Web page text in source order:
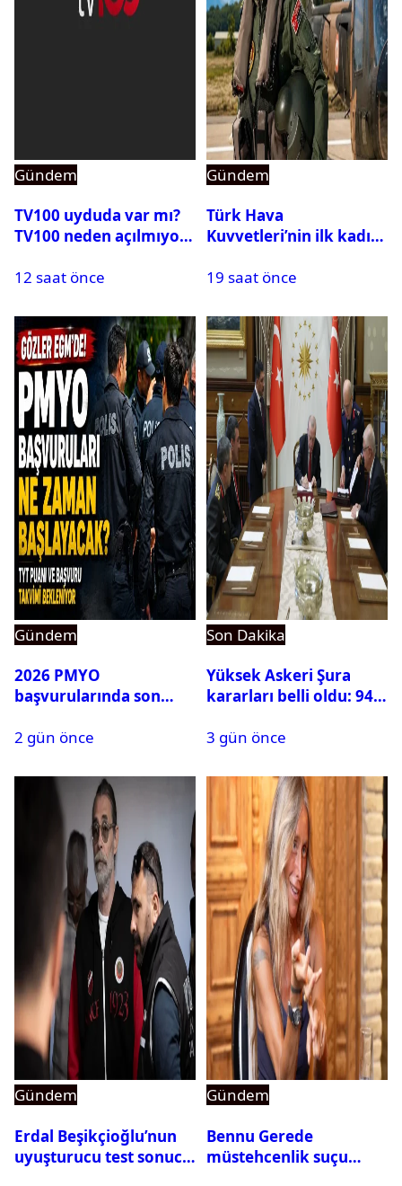
Gündem
TV100 uyduda var mı?
TV100 neden açılmıyor?
12 saat önce
Gündem
Türk Hava
Kuvvetleri’nin ilk kadın
Karapınar hakkında
ortaya çıktı
19 saat önce
Gündem
2026 PMYO
başvurularında son
2 gün önce
Son Dakika
Yüksek Askeri Şura
kararları belli oldu: 94
3 gün önce
Gündem
Erdal Beşikçioğlu’nun
uyuşturucu test sonucu
Gündem
Bennu Gerede
müstehcenlik suçu